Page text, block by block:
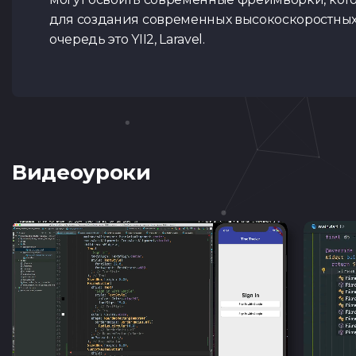
для создания современных
очередь это YII2, Laravel.
Видеоуроки